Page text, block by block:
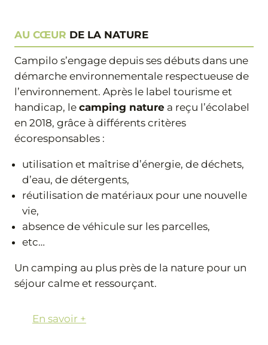
AU CŒUR DE LA NATURE
Campilo s’engage depuis ses débuts dans une
démarche environnementale respectueuse de
l’environnement. Après le label tourisme et
handicap, le camping nature a reçu l’écolabel
en 2018, grâce à différents critères
écoresponsables :
utilisation et maîtrise d’énergie, de déchets,
d’eau, de détergents,
réutilisation de matériaux pour une nouvelle
vie,
absence de véhicule sur les parcelles,
etc…
Un camping au plus près de la nature pour un
séjour calme et ressourçant.
En savoir +